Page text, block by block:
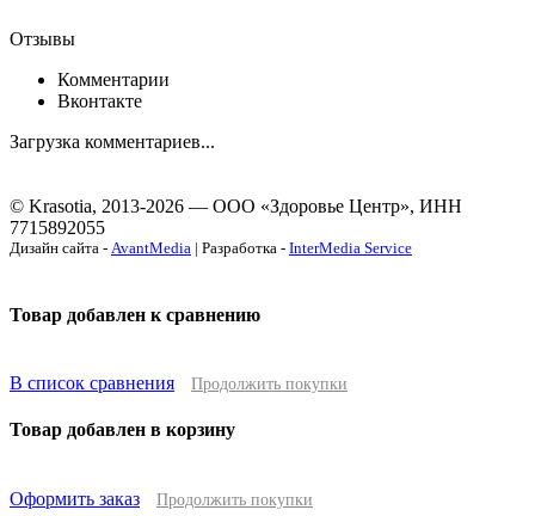
Отзывы
Комментарии
Вконтакте
Загрузка комментариев...
© Krasotia, 2013-2026 — ООО «Здоровье Центр», ИНН
7715892055
Дизайн сайта - AvantMedia | Разработка - InterMedia Service
Товар добавлен к сравнению
В список сравнения Продолжить покупки
Товар добавлен в корзину
Оформить заказ Продолжить покупки